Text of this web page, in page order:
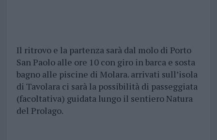
Il ritrovo e la partenza sarà dal molo di Porto
San Paolo alle ore 10 con giro in barca e sosta
bagno alle piscine di Molara. arrivati sull’isola
di Tavolara ci sarà la possibilità di passeggiata
(facoltativa) guidata lungo il sentiero Natura
del Prolago.